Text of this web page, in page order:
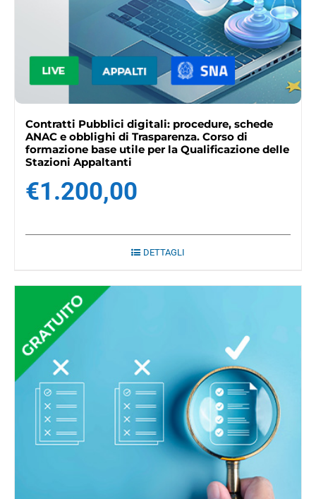
Contratti Pubblici digitali: procedure, schede
ANAC e obblighi di Trasparenza. Corso di
formazione base utile per la Qualificazione delle
Stazioni Appaltanti
€1.200,00
DETTAGLI